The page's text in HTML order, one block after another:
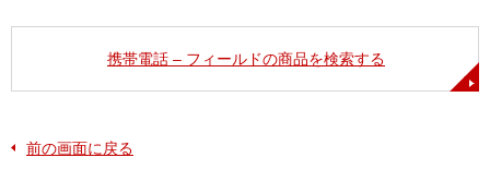
携帯電話 – フィールドの商品を検索する
前の画面に戻る